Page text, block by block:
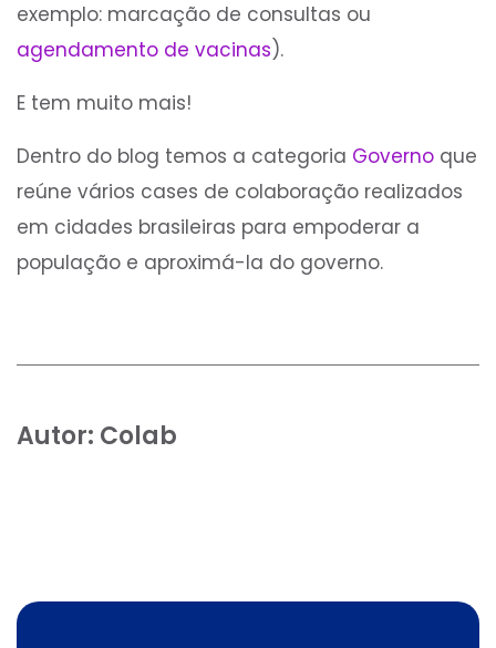
exemplo: marcação de consultas ou
agendamento de vacinas).
E tem muito mais!
Dentro do blog temos a categoria Governo que
reúne vários cases de colaboração realizados
em cidades brasileiras para empoderar a
população e aproximá-la do governo.
Autor: Colab